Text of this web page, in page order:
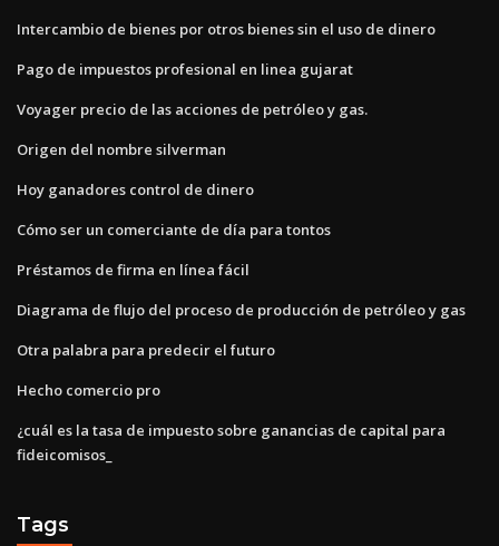
Intercambio de bienes por otros bienes sin el uso de dinero
Pago de impuestos profesional en linea gujarat
Voyager precio de las acciones de petróleo y gas.
Origen del nombre silverman
Hoy ganadores control de dinero
Cómo ser un comerciante de día para tontos
Préstamos de firma en línea fácil
Diagrama de flujo del proceso de producción de petróleo y gas
Otra palabra para predecir el futuro
Hecho comercio pro
¿cuál es la tasa de impuesto sobre ganancias de capital para
fideicomisos_
Tags